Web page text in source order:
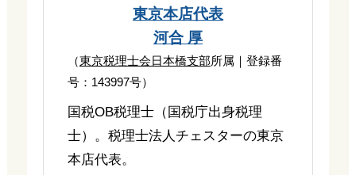
東京本店代表
河合 厚
（東京税理士会日本橋支部所属｜登録番
号：143997号）
国税OB税理士（国税庁出身税理
士）。税理士法人チェスターの東京
本店代表。